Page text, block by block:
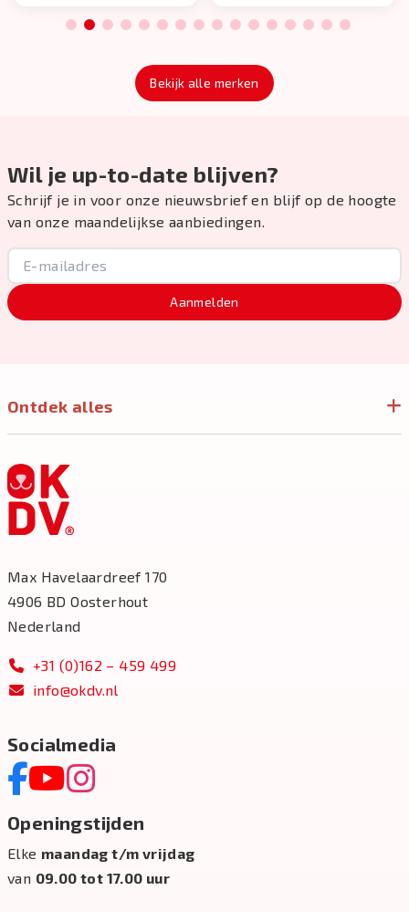
1 2 3 4 5 6 7 8 9 10 11 12 13 14 15 16
Bekijk alle merken
Wil je up-to-date blijven?
Schrijf je in voor onze nieuwsbrief en blijf op de hoogte
van onze maandelijkse aanbiedingen.
Aanmelden
Ontdek alles
Max Havelaardreef 170
4906 BD Oosterhout
Nederland
+31 (0)162 – 459 499
info@okdv.nl
Socialmedia
Openingstijden
Elke maandag t/m vrijdag
van 09.00 tot 17.00 uur